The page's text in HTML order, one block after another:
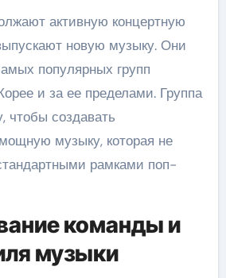
активную концертную
новую музыку. Они
популярных групп
и за ее пределами. Группа
чтобы создавать
музыку, которая не
рамками поп-
команды и
музыки